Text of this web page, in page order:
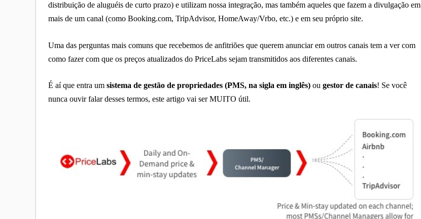
distribuição de aluguéis de curto prazo) e utilizam nossa integração, mas também aqueles que fazem a divulgação em
mais de um canal (como Booking.com, TripAdvisor, HomeAway/Vrbo, etc.) e em seu próprio site.
Uma das perguntas mais comuns que recebemos de anfitriões que querem anunciar em outros canais tem a ver com
como fazer com que os preços atualizados do PriceLabs sejam transmitidos aos diferentes canais.
É aí que entra umsistema de gestão de propriedades (PMS, na sigla em inglês) ougestor de canais! Se você
nunca ouvir falar desses termos, este artigo vai ser MUITO útil.